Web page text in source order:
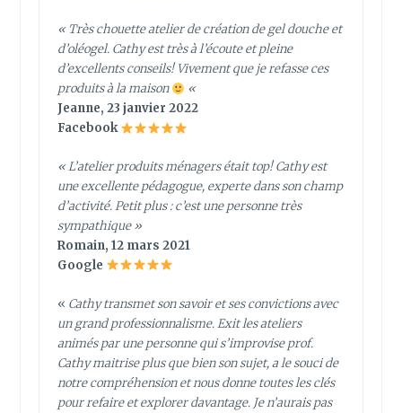
« Très chouette atelier de création de gel douche et
d’oléogel. Cathy est très à l’écoute et pleine
d’excellents conseils! Vivement que je refasse ces
produits à la maison
«
Jeanne, 23 janvier 2022
Facebook
«L’atelier produits ménagers était top! Cathy est
une excellente pédagogue, experte dans son champ
d’activité. Petit plus : c’est une personne très
sympathique»
Romain, 12 mars 2021
Google
« Cathy transmet son savoir et ses convictions avec
un grand professionnalisme. Exit les ateliers
animés par une personne qui s’improvise prof.
Cathy maitrise plus que bien son sujet, a le souci de
notre compréhension et nous donne toutes les clés
pour refaire et explorer davantage. Je n’aurais pas